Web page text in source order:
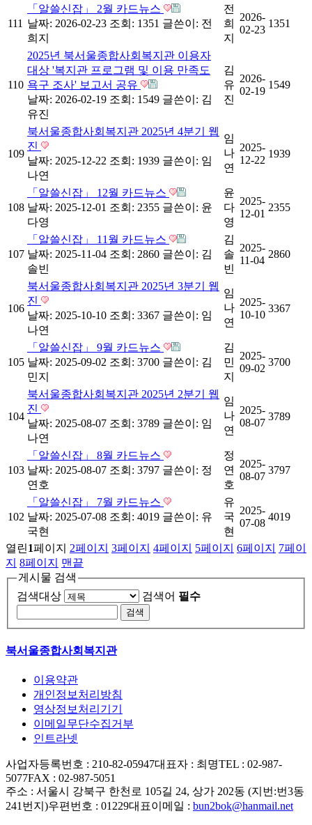
111
「알쓸신잡」 2월 카드뉴스
날짜: 2026-02-23 조회: 1351 글쓴이: 전
희지
전
희
지
2026-
02-23
1351
110
2025년 북서울종합사회복지관 이용자
대상 '복지관 프로그램 및 이용 만족도
욕구 조사' 보고서 공유
날짜: 2026-02-19 조회: 1549 글쓴이: 김
유진
김
유
진
2026-
02-19
1549
109
북서울종합사회복지관 2025년 4분기 웹
진
날짜: 2025-12-22 조회: 1939 글쓴이: 임
나연
임
나
연
2025-
12-22
1939
108
「알쓸신잡」 12월 카드뉴스
날짜: 2025-12-01 조회: 2355 글쓴이: 윤
다영
윤
다
영
2025-
12-01
2355
107
「알쓸신잡」 11월 카드뉴스
날짜: 2025-11-04 조회: 2860 글쓴이: 김
솔빈
김
솔
빈
2025-
11-04
2860
106
북서울종합사회복지관 2025년 3분기 웹
진
날짜: 2025-10-10 조회: 3367 글쓴이: 임
나연
임
나
연
2025-
10-10
3367
105
「알쓸신잡」 9월 카드뉴스
날짜: 2025-09-02 조회: 3700 글쓴이: 김
민지
김
민
지
2025-
09-02
3700
104
북서울종합사회복지관 2025년 2분기 웹
진
날짜: 2025-08-07 조회: 3789 글쓴이: 임
나연
임
나
연
2025-
08-07
3789
103
「알쓸신잡」 8월 카드뉴스
날짜: 2025-08-07 조회: 3797 글쓴이: 정
연호
정
연
호
2025-
08-07
3797
102
「알쓸신잡」 7월 카드뉴스
날짜: 2025-07-08 조회: 4019 글쓴이: 유
국현
유
국
현
2025-
07-08
4019
열린1페이지 2페이지 3페이지 4페이지 5페이지 6페이지 7페이
지 8페이지
맨끝
게시물 검색
검색대상
검색어 필수
북서울종합사회복지관
이용약관
개인정보처리방침
영상정보처리기기
이메일무단수집거부
인트라넷
사업자등록번호 : 210-82-05947대표자 : 최명TEL : 02-987-
5077FAX : 02-987-5051
주소 : 서울시 강북구 한천로 105길 24, 상가 202동 (지번:번3동
241번지)우편번호 : 01229대표이메일 : bun2bok@hanmail.net